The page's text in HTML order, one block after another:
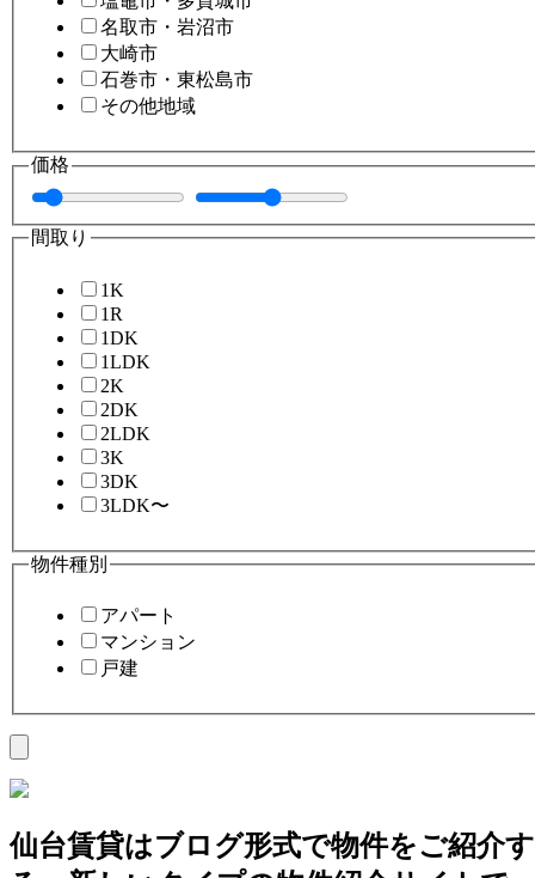
名取市・岩沼市
大崎市
石巻市・東松島市
その他地域
価格
間取り
1K
1R
1DK
1LDK
2K
2DK
2LDK
3K
3DK
3LDK〜
物件種別
アパート
マンション
戸建
仙台賃貸はブログ形式で物件をご紹介す